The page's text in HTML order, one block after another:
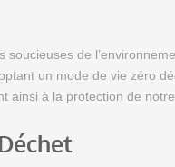
de
un mode de vie zéro
ainsi à la protection de notre